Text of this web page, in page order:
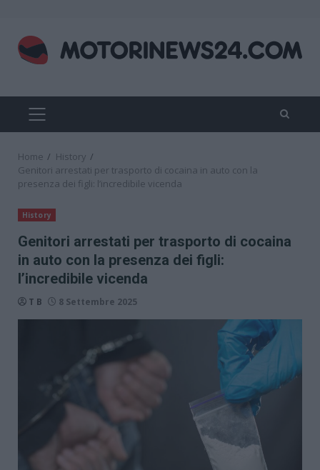
content
PRIMARY
MENU
Home
History
Genitori arrestati per trasporto di cocaina in auto con la
presenza dei figli: l’incredibile vicenda
History
Genitori arrestati per trasporto di cocaina
in auto con la presenza dei figli:
l’incredibile vicenda
T B 8 Settembre 2025